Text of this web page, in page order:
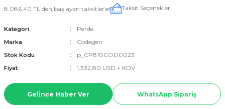
8.086,40 TL den başlayan taksitlerle! Taksit Seçenekleri
Kategori Perde
Marka Codegen
Stok Kodu p_CP810COD0023
Fiyat 1.332,80 USD + KDV
Gelince Haber Ver WhatsApp Sipariş